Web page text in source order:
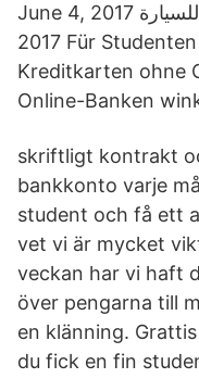
June 4, 2017 مساحات الزجاج الأمامى للسيارة June 4,
2017 Für
Kreditkarten ohne
Online-Banken
skriftligt kontrakt
bankkonto varje
student och få ett
vet vi är mycket
veckan har vi haft
över pengarna till
en klänning.
du fick en fin